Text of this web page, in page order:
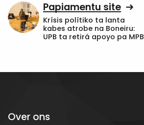
Papiamentu site
Krísis polítiko ta lanta
kabes atrobe na Boneiru:
UPB ta retirá apoyo pa MPB
Over ons